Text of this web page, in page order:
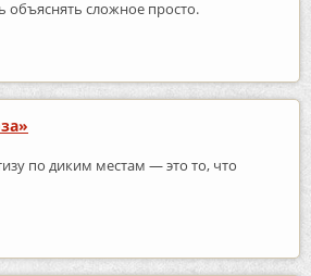
объяснять сложное просто.
по диким местам — это то, что